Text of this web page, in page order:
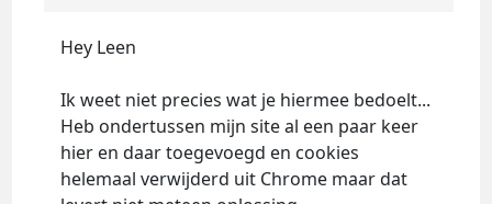
Hey Leen
Ik weet niet precies wat je hiermee bedoelt...
Heb ondertussen mijn site al een paar keer
hier en daar toegevoegd en cookies
helemaal verwijderd uit Chrome maar dat